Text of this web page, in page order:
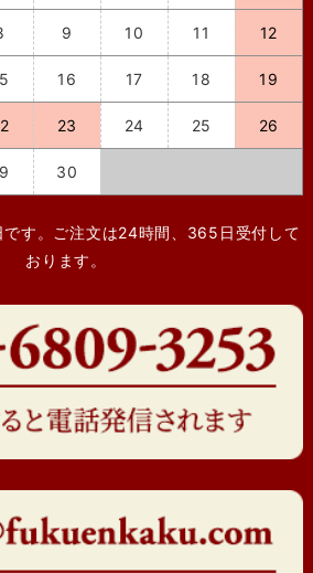
9 10 11 12
16 17 18 19
23 24 25 26
30
す。ご注文は24時間、365日受付して
おります。